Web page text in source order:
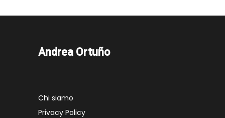
Andrea Ortuño
Chi siamo
Privacy Policy